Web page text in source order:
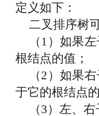
定义如下：
二叉排序树
（ 1 ）如果
根结点的值；
（2 ）如果
于它的根结点
（3）左、